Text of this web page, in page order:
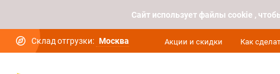
Cайт использует файлы cookie ,
Склад отгрузки: Москва Акции и скидки Как